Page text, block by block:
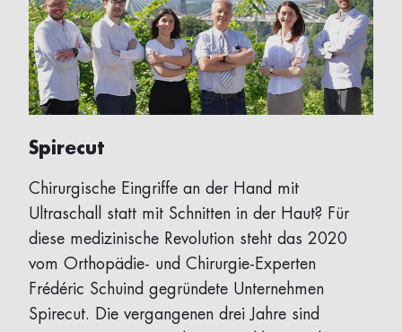
Spirecut
Chirurgische Eingriffe an der Hand mit
Ultraschall statt mit Schnitten in der Haut? Für
diese medizinische Revolution steht das 2020
vom Orthopädie- und Chirurgie-Experten
Frédéric Schuind gegründete Unternehmen
Spirecut. Die vergangenen drei Jahre sind